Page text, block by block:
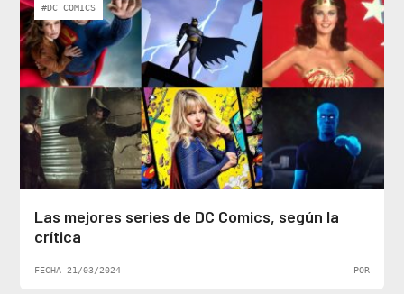
#DC COMICS
Las mejores series de DC Comics, según la
crítica
FECHA 21/03/2024 POR